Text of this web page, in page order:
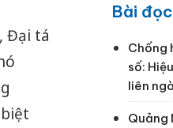
Đại tá
Bài
Chống
số:
liên
Quảng